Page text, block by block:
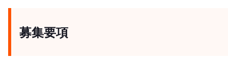
募集要項